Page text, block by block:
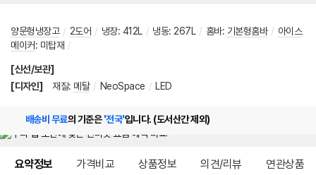
양문형냉장고 / 2도어 / 냉장: 412L / 냉동: 267L / 홈바: 기본형홈바 / 아이스
메이커: 미탑재 /
[신선/보관]
[디자인]
재질: 메탈 / NeoSpace / LED
배송비 무료의 기준은'전국'입니다. (도서산간 제외)
요약정보 가격비교 상품정보 의견/리뷰 연관상품